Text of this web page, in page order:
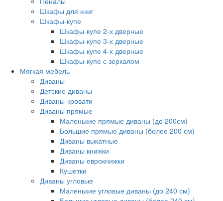
Шкафы для книг
Шкафы-купе
Шкафы-купе 2-х дверные
Шкафы-купе 3-х дверные
Шкафы-купе 4-х дверные
Шкафы-купе с зеркалом
Мягкая мебель
Диваны
Детские диваны
Диваны-кровати
Диваны прямые
Маленькие прямые диваны (до 200см)
Большие прямые диваны (более 200 см)
Диваны выкатные
Диваны книжки
Диваны еврокнижки
Кушетки
Диваны угловые
Маленькие угловые диваны (до 240 см)